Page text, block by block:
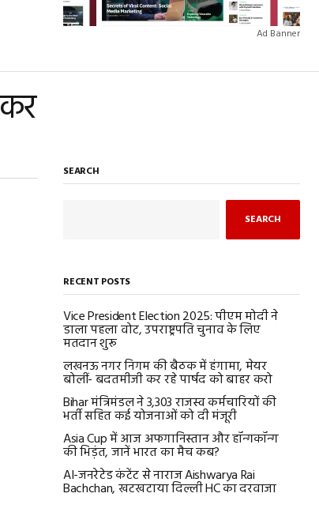
Ad Banner
SEARCH
SEARCH
RECENT POSTS
Vice President Election 2025: पीएम मोदी ने
डाला पहला वोट, उपराष्ट्रपति चुनाव के लिए
मतदान शुरू
लखनऊ नगर निगम की बैठक में हंगामा, मेयर
बोलीं- बदतमीजी कर रहे पार्षद को बाहर करो
Bihar मंत्रिमंडल ने 3,303 राजस्व कर्मचारियों की
भर्ती सहित कई योजनाओं को दी मंजूरी
Asia Cup में आज अफगानिस्तान और हॉन्गकॉन्ग
की भिड़ंत, जानें भारत का मैच कब?
AI-जनरेटेड कंटेंट से नाराज Aishwarya Rai
Bachchan, खटखटाया दिल्ली HC का दरवाजा